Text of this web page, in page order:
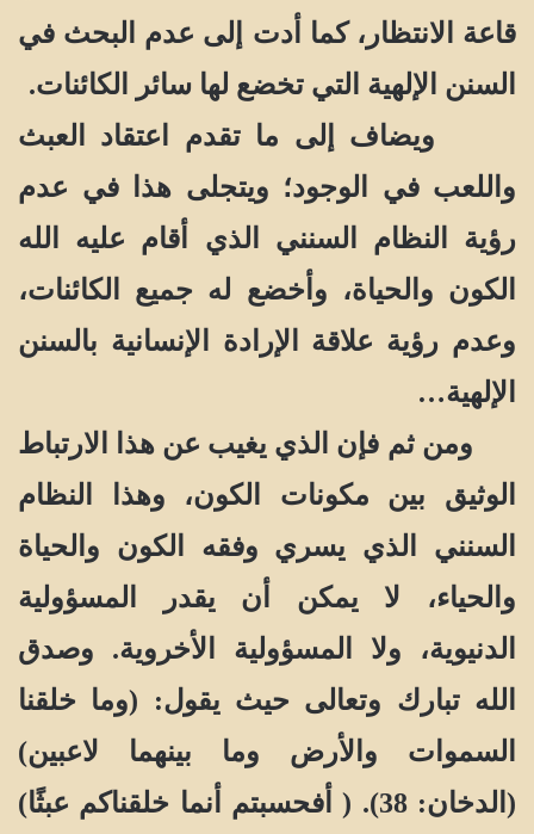
قاعة الانتظار، كما أدت إلى عدم البحث في
السنن الإلهية التي تخضع لها سائر الكائنات.
ويضاف إلى ما تقدم اعتقاد العبث
واللعب في الوجود؛ ويتجلى هذا في عدم
رؤية النظام السنني الذي أقام عليه الله
الكون والحياة، وأخضع له جميع الكائنات،
وعدم رؤية علاقة الإرادة الإنسانية بالسنن
الإلهية…
ومن ثم فإن الذي يغيب عن هذا الارتباط
الوثيق بين مكونات الكون، وهذا النظام
السنني الذي يسري وفقه الكون والحياة
والحياء، لا يمكن أن يقدر المسؤولية
الدنيوية، ولا المسؤولية الأخروية. وصدق
الله تبارك وتعالى حيث يقول: (وما خلقنا
السموات والأرض وما بينهما لاعبين)
(الدخان: 38). ( أفحسبتم أنما خلقناكم عبثًا)